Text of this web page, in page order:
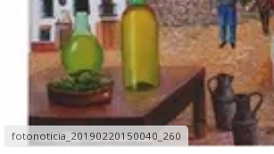
fotonoticia_20190220150040_260